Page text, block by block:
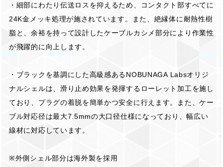
・細部にわたり伝送ロスを抑えるため、コンタクト部すべてに
24K金メッキ処理が施されています。また、絶縁体に耐熱性樹
脂と、余裕を持って設計したケーブルカシメ部分により作業性
が飛躍的に向上します。
・ブラックを基調にした高級感あるNOBUNAGA Labsオリジ
ナルシェルは、滑り止め効果を発揮するローレット加工を施し
ており、プラグの着脱を簡単かつ安全に行えます。また、ケー
ブル対応径は最大7.5mmの大口径仕様になっており、幅広い
線材に対応しています。
※外側シェル部分は海外製を採用